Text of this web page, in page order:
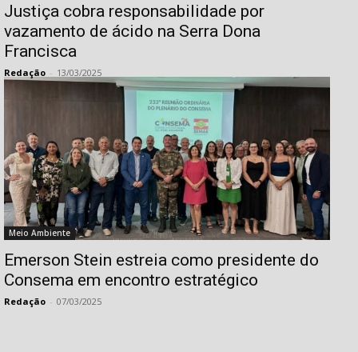
Justiça cobra responsabilidade por
vazamento de ácido na Serra Dona
Francisca
Redação - 13/03/2025
Meio Ambiente
Emerson Stein estreia como presidente do
Consema em encontro estratégico
Redação - 07/03/2025
Isso vai fechar em10segundos